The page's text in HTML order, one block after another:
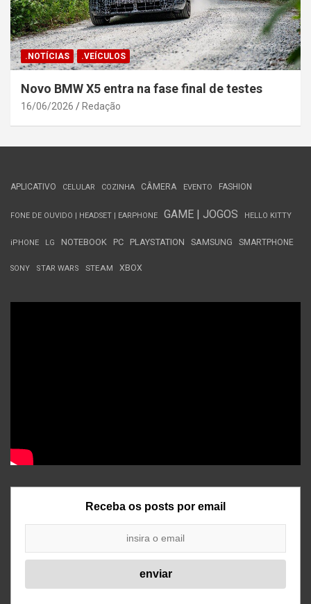
.NOTÍCIAS .VEÍCULOS
Novo BMW X5 entra na fase final de testes
16/06/2026 Redação
APLICATIVO CELULAR COZINHA CÂMERA EVENTO FASHION
FONE DE OUVIDO | HEADSET | EARPHONE GAME | JOGOS HELLO KITTY
iPHONE LG NOTEBOOK PC PLAYSTATION SAMSUNG SMARTPHONE
SONY STAR WARS STEAM XBOX
Receba os posts por email